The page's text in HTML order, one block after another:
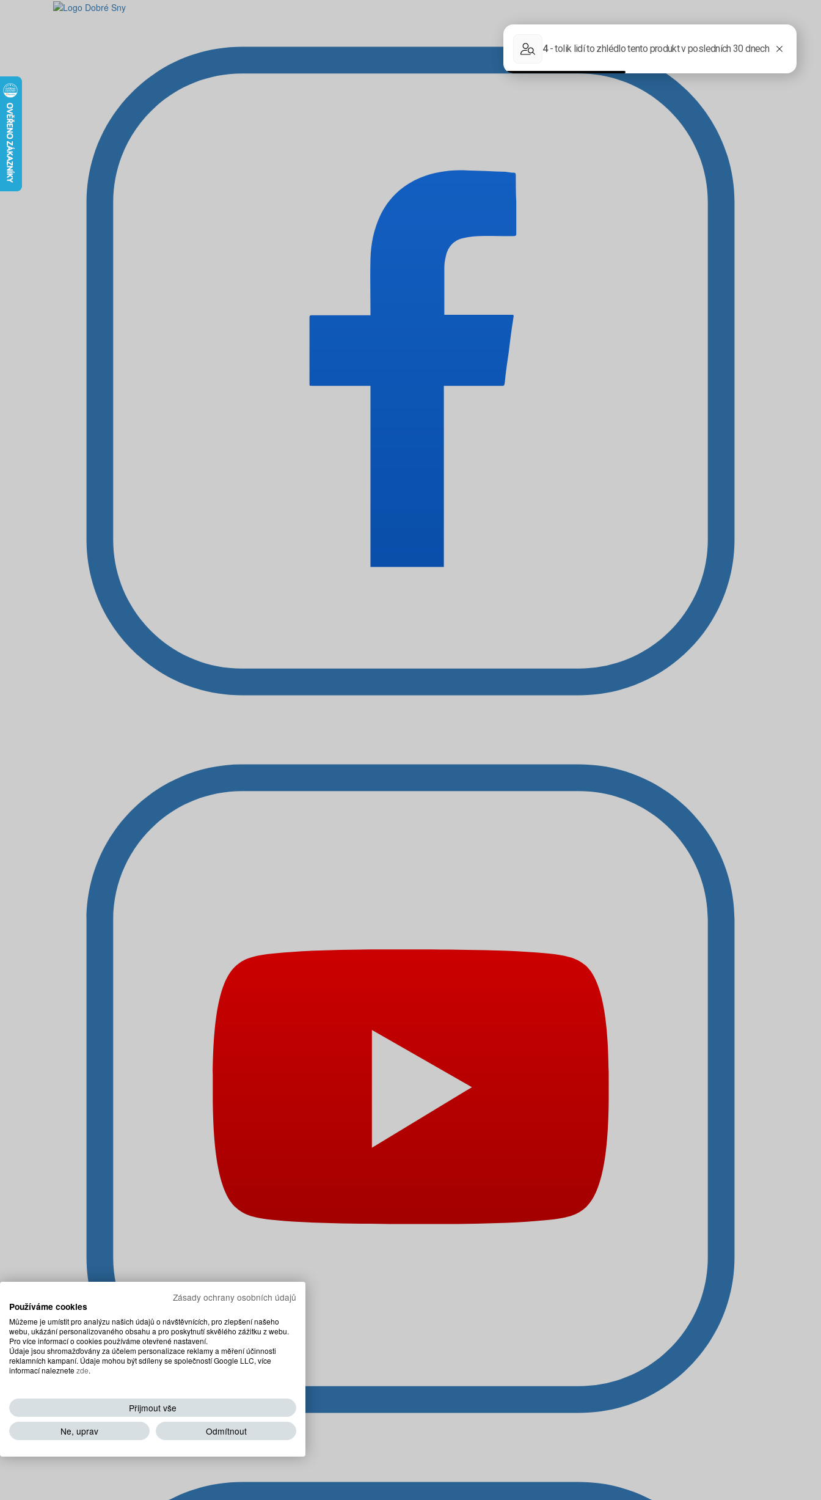
Zásady ochrany osobních údajů
Používáme cookies
Můžeme je umístit pro analýzu našich údajů o návštěvnících, pro zlepšení našeho
webu, ukázání personalizovaného obsahu a pro poskytnutí skvělého zážitku z webu.
Pro více informací o cookies používáme otevřené nastavení.
Údaje jsou shromažďovány za účelem personalizace reklamy a měření účinnosti
reklamních kampaní. Údaje mohou být sdíleny se společností Google LLC, více
informací naleznetezde.
Přijmout vše
Ne, uprav
Odmítnout